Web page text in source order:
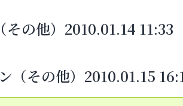
その他）2010.01.14 11:33
（その他）2010.01.15